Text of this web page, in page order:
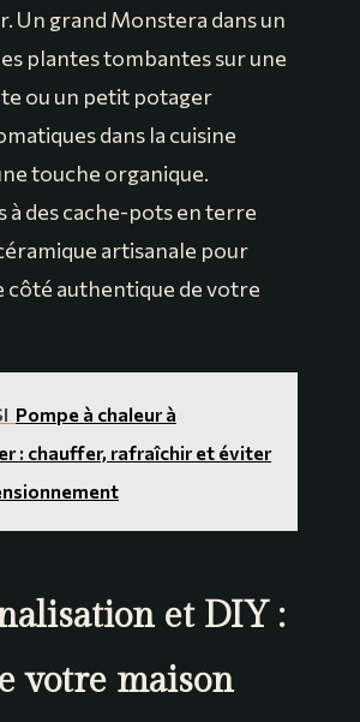
Un grand Monstera dans un
plantes tombantes sur une
ou un petit potager
dans la cuisine
touche organique.
à des cache-pots en terre
artisanale pour
authentique de votre
Pompe à chaleur à
: chauffer, rafraîchir et éviter
et DIY :
votre maison